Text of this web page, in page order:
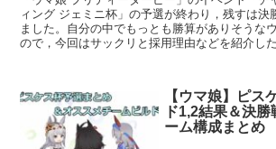
ィング ジェミニ杯」の予選が終わり，残すは決
ました。自分の中でもっとも勝算がありそうな
ので，今回はサックリと採用理由などを紹介し
【ウマ娘】ピス
ド1,2結果＆決
ーム構成まとめ